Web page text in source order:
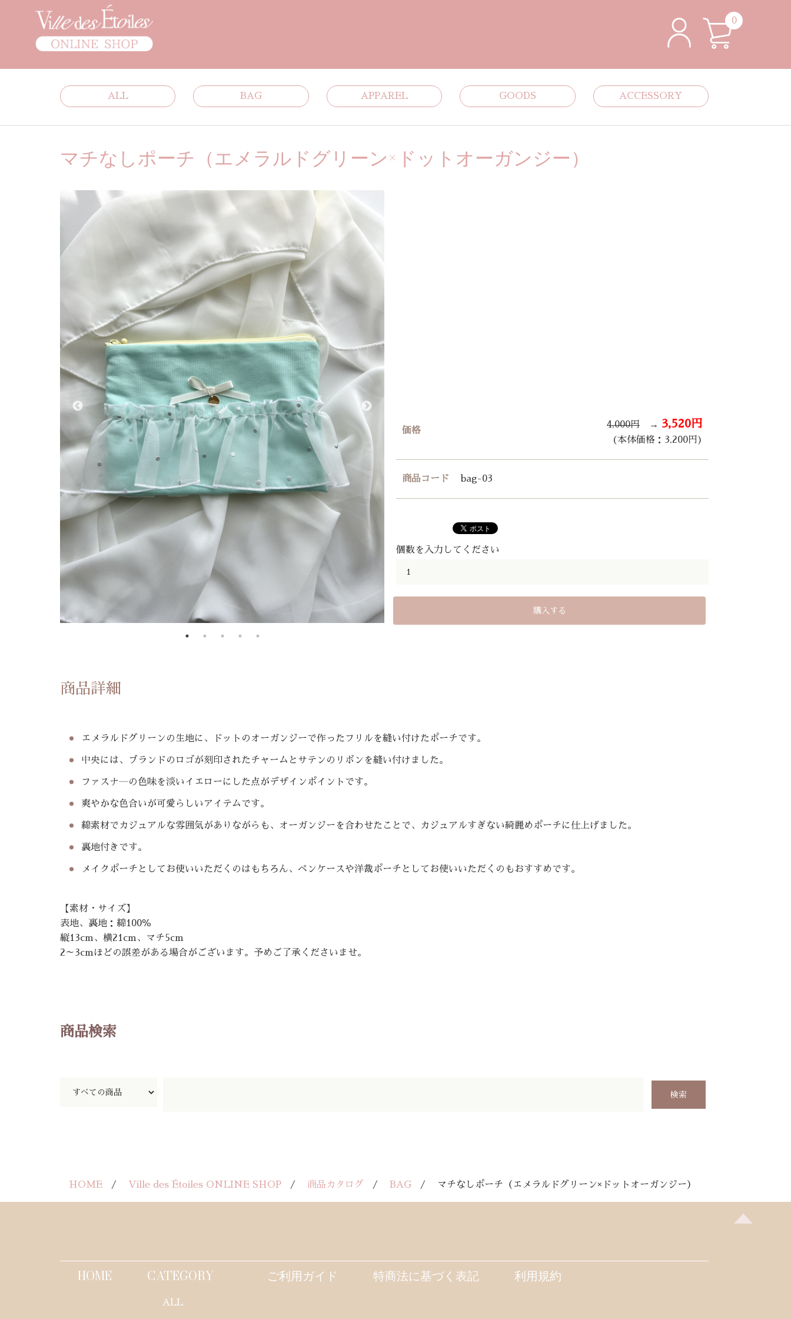
0
ALL BAG APPAREL GOODS ACCESSORY
価格
4,000円 → 3,520円
(本体価格：3,200円)
商品コード bag-03
個数を入力してください
マチなしポーチ（エメラルドグリーン×ドットオーガンジー）
商品詳細
エメラルドグリーンの生地に、ドットのオーガンジーで作ったフリルを縫い付けたポーチです。
中央には、ブランドのロゴが刻印されたチャームとサテンのリボンを縫い付けました。
ファスナ―の色味を淡いイエローにした点がデザインポイントです。
爽やかな色合いが可愛らしいアイテムです。
綿素材でカジュアルな雰囲気がありながらも、オーガンジーを合わせたことで、カジュアルすぎない綺麗めポーチに仕上げました。
裏地付きです。
メイクポーチとしてお使いいただくのはもちろん、ペンケースや洋裁ポーチとしてお使いいただくのもおすすめです。
【素材・サイズ】
表地、裏地：綿100％
縦13cm、横21cm、マチ5cm
2～3cmほどの誤差がある場合がございます。予めご了承くださいませ。
商品検索
HOME Ville des Étoiles ONLINE SHOP 商品カタログ BAG マチなしポーチ（エメラルドグリーン×ドットオーガンジー）
HOME CATEGORY
ALL
ご利用ガイド 特商法に基づく表記 利用規約